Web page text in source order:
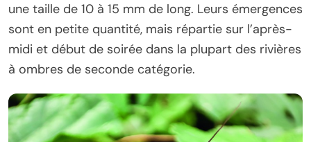
une taille de 10 à 15 mm de long. Leurs émergences
sont en petite quantité, mais répartie sur l’après-
midi et début de soirée dans la plupart des rivières
à ombres de seconde catégorie.